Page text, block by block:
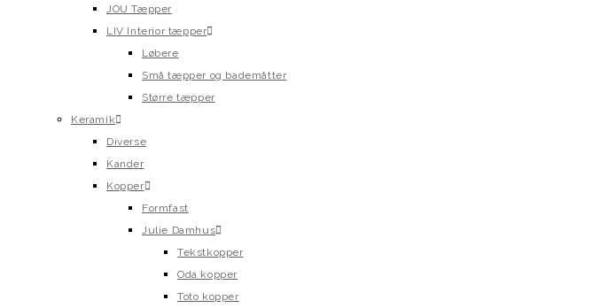
JOU Tæpper
LIV Interior tæpper
Løbere
Små tæpper og bademåtter
Større tæpper
Keramik
Diverse
Kander
Kopper
Formfast
Julie Damhus
Tekstkopper
Oda kopper
Toto kopper